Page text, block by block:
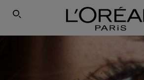
SEARCH THIS SITE